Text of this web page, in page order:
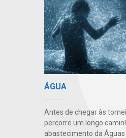
ÁGUA
Antes de chegar às
percorre um longo
abastecimento da Águas